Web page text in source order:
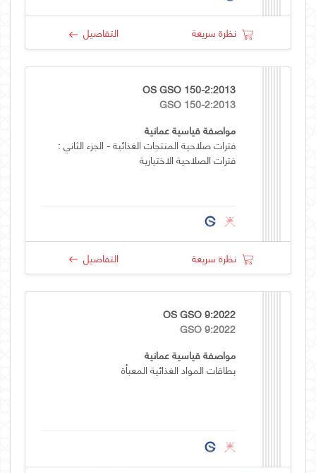
نظرة سريعة التفاصيل
OS GSO 150-2:2013
GSO 150-2:2013
مواصفة قياسية عمانية
فترات صلاحية المنتجات الغذائية - الجزء الثاني :
فترات الصلاحية الاختيارية
نظرة سريعة التفاصيل
OS GSO 9:2022
GSO 9:2022
مواصفة قياسية عمانية
بطاقات المواد الغذائية المعبأة